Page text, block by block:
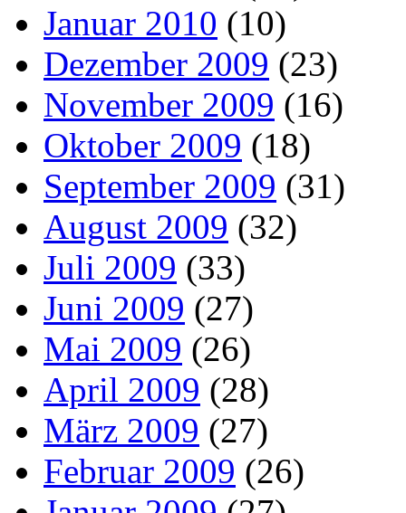
Januar 2010 (10)
Dezember 2009 (23)
November 2009 (16)
Oktober 2009 (18)
September 2009 (31)
August 2009 (32)
Juli 2009 (33)
Juni 2009 (27)
Mai 2009 (26)
April 2009 (28)
März 2009 (27)
Februar 2009 (26)